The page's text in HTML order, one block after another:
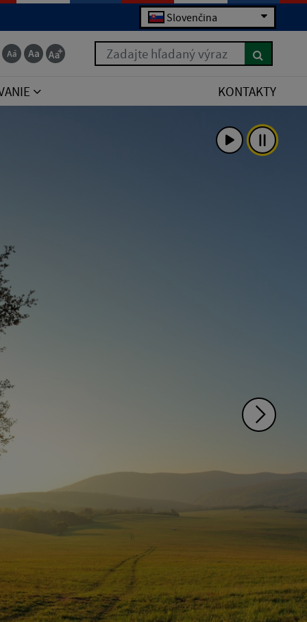
Slovenčina
Zadajte hľadaný výraz
KONTAKTY